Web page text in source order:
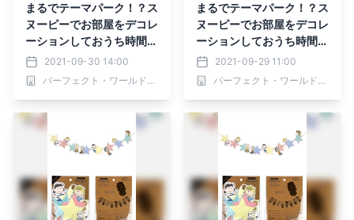
まるでテーマパーク！？ス
ヌーピーでお部屋をデコレ
ーションしておうち時間を
素敵なものに♪マンネリ気
味のお部屋をチェンジ！お
子様のバースデーパーティ
2021-09-30 14:00
パーフェクト・ワールド株式会社
まるでテーマパーク！？ス
ヌーピーでお部屋をデコレ
ーションしておうち時間を
素敵なものに♪マンネリ気
味のお部屋をチェンジ！お
子様のバースデーパーティ
2021-09-29 11:00
パーフェクト・ワールド株式会社